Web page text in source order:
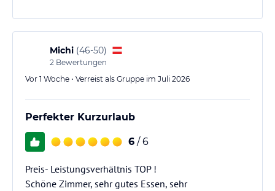
Michi (46-50)
2 Bewertungen
Vor 1 Woche • Verreist als Gruppe im Juli 2026
Perfekter Kurzurlaub
6 / 6
Preis- Leistungsverhältnis TOP !
Schöne Zimmer, sehr gutes Essen, sehr